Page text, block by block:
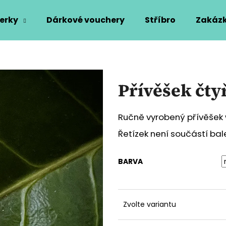
Dárkové vouchery Stříbro
Přívěšek
Ručně vyrobený
Řetízek není součástí
BARVA
Zvolte variantu
HLEDAT
Doporučujeme